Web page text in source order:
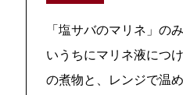
「塩サバのマリネ」の
いうちにマリネ液につ
の煮物と、レンジで温